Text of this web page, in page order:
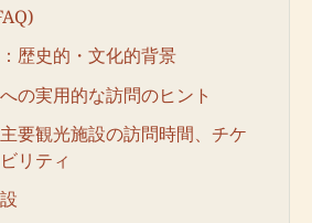
歴史的・文化的背景
の実用的な訪問のヒント
要観光施設の訪問時間、チケ
リティ